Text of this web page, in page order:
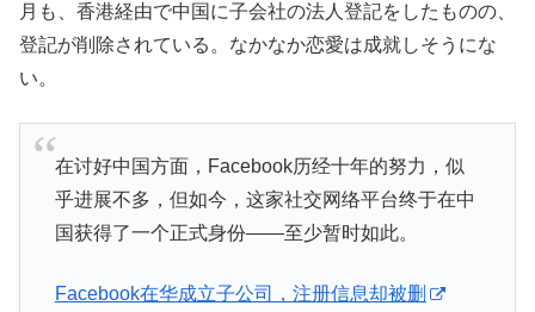
月も、香港経由で中国に子会社の法人登記をしたものの、
登記が削除されている。なかなか恋愛は成就しそうにな
い。
在讨好中国方面，Facebook历经十年的努力，似
乎进展不多，但如今，这家社交网络平台终于在中
国获得了一个正式身份——至少暂时如此。
Facebook在华成立子公司，注册信息却被删